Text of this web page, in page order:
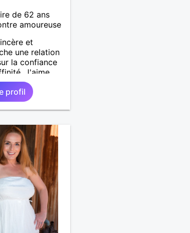
de 62 ans
amoureuse
et
une relation
la confiance
J'aime
découvrir de
à deux, alors
profil